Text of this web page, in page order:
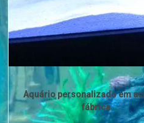
Aquário personalizado em
fábrica